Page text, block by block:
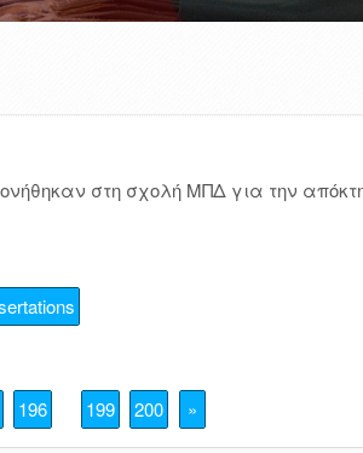
στη σχολή ΜΠΔ για την
196 199 200 »